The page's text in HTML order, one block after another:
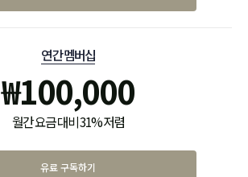
연간 멤버십
₩100,000
월간 요금 대비 31% 저렴
유료 구독하기